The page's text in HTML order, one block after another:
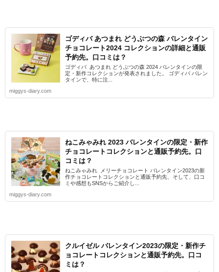
ゴディバ あつまれ どうぶつの森 バレンタイン
チョコレート2024 コレクションの詳細と通販
予約先。口コミは？
ゴディバ あつまれ どうぶつの森 2024 バレンタインの限
定・新作コレクションが発表されました。 ゴディバ バレン
タインで、特に注...
miggys-diary.com
ねこみゃみれ 2023 バレンタインの限定・新作
チョコレートコレクションと通販予約先。口
コミは？
ねこみゃみれ メリーチョコレート バレンタイン2023の新
作チョコレートコレクションと通販予約先、そして、口コ
ミや感想もSNSからご紹介し...
miggys-diary.com
クルイゼル バレンタイン2023の限定・新作チ
ョコレートコレクションと通販予約先。口コ
ミは？